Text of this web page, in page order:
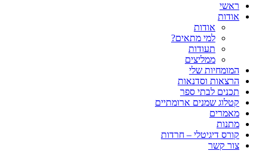
ראשי
אודות
אודות
למי מתאים?
תעודות
ממליצים
המומחיות שלי
הרצאות וסדנאות
תכנים לבתי ספר
קטלוג שמנים ארומתיים
מאמרים
מתנות
קורס דיגיטלי – חרדות
צור קשר